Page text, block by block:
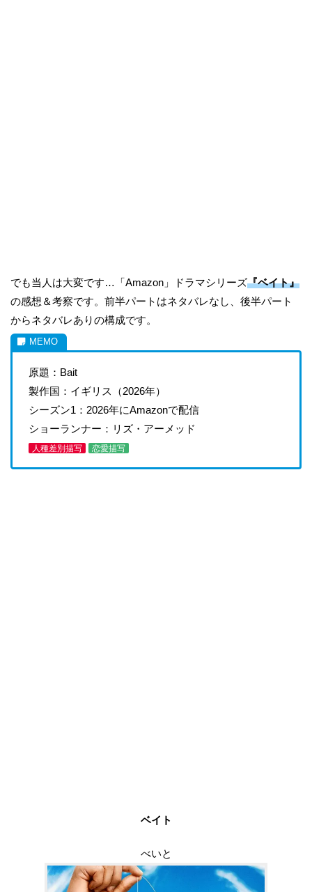
でも当人は大変です…「Amazon」ドラマシリーズ『ベイト』
の感想＆考察です。前半パートはネタバレなし、後半パート
からネタバレありの構成です。
原題：Bait
製作国：イギリス（2026年）
シーズン1：2026年にAmazonで配信
ショーランナー：リズ・アーメッド
人種差別描写 恋愛描写
ベイト
べいと